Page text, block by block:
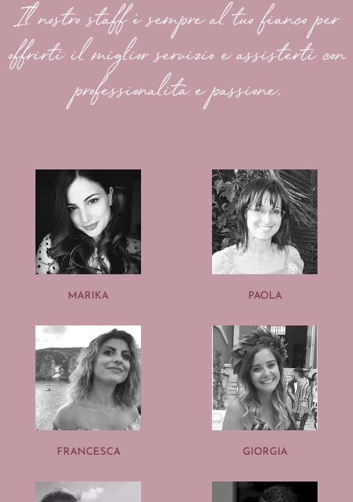
Il nostro staff è sempre al tuo fianco per
offrirti il miglior servizio e assisterti con
professionalità e passione.
MARIKA PAOLA
FRANCESCA GIORGIA